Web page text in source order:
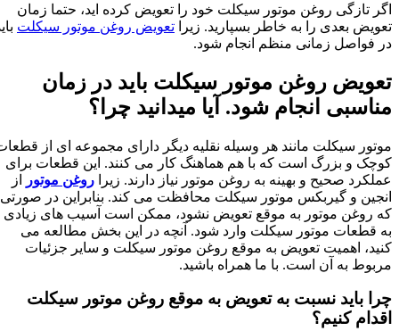
اگر تازگی روغن موتور سیکلت خود را تعویض کرده اید، حتما زمان
تعویض بعدی را به خاطر بسپارید. زیرا
تعویض روغن موتور سیکلتباید
در فواصل زمانی منظم انجام شود.
تعویض روغن موتور سیکلتباید در زمان
مناسبی انجام شود. آیا میدانید چرا؟
موتور سیکلت مانند هر وسیله نقلیه دیگر دارای مجموعه ای از قطعات
کوچک و بزرگ است که با هم هماهنگ کار می کنند. این قطعات برای
عملکرد صحیح و بهینه به روغن موتور نیاز دارند. زیرا
روغن موتوراز
انجین و گیربکس موتور سیکلت محافظت می کند. بنابراین در صورتی
که روغن موتور به موقع تعویض نشود، ممکن است آسیب های زیادی
به قطعات موتور سیکلت وارد شود. آنچه در این بخش مطالعه می
کنید، اهمیت تعویض به موقع روغن موتور سیکلت و سایر جزئیات
مربوط به آن است. با ما همراه باشید.
چرا باید نسبت به تعویض به موقع روغن موتور سیکلت
اقدام کنیم؟